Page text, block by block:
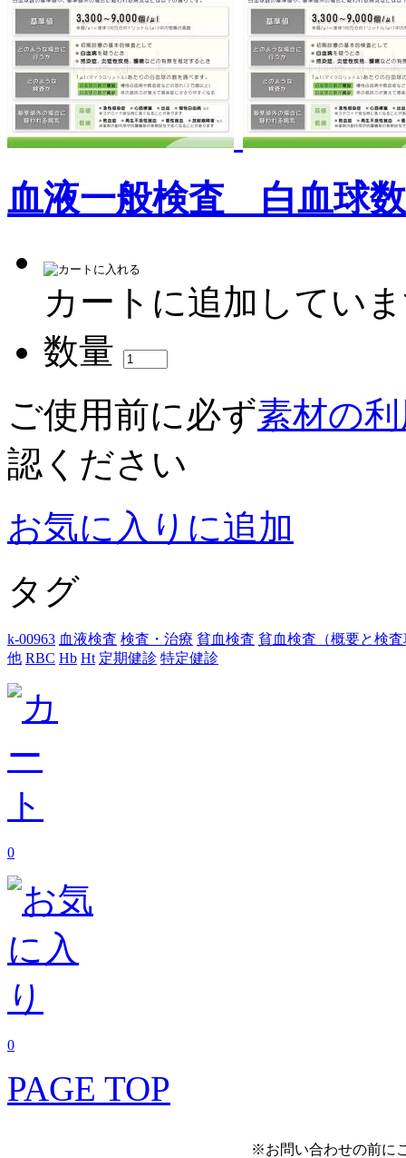
血液一般検査 白血球
カートに追加してい
数量
ご使用前に必ず素材の
認ください
お気に入りに追加
タグ
k-00963 血液検査 検査・治療 貧血検査 貧血検査（概要と検
他 RBC Hb Ht 定期健診 特定健診
0
0
PAGE TOP
※お問い合わせの前に